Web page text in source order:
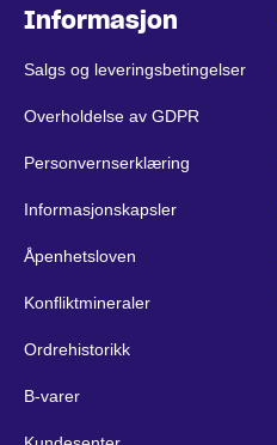
Informasjon
Salgs og leveringsbetingelser
Overholdelse av GDPR
Personvernserklæring
Informasjonskapsler
Åpenhetsloven
Konfliktmineraler
Ordrehistorikk
B-varer